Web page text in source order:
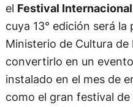
el Festival
cuya 13° edición será la
Ministerio de Cultura de
convertirlo en un
instalado en el mes de
como el gran festival